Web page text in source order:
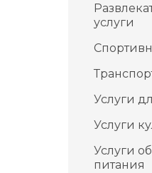
услуги
Услуги
Услуги
Услуги
питания